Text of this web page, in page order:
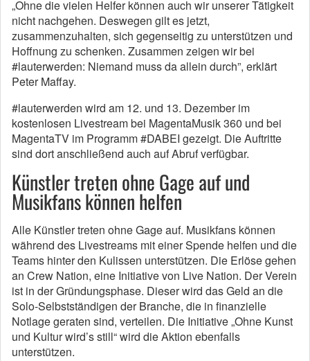
„Ohne die vielen Helfer können auch wir unserer Tätigkeit
nicht nachgehen. Deswegen gilt es jetzt,
zusammenzuhalten, sich gegenseitig zu unterstützen und
Hoffnung zu schenken. Zusammen zeigen wir bei
#lauterwerden: Niemand muss da allein durch”, erklärt
Peter Maffay.
#lauterwerden wird am 12. und 13. Dezember im
kostenlosen Livestream bei MagentaMusik 360 und bei
MagentaTV im Programm #DABEI gezeigt. Die Auftritte
sind dort anschließend auch auf Abruf verfügbar.
Künstler treten ohne Gage auf und
Musikfans können helfen
Alle Künstler treten ohne Gage auf. Musikfans können
während des Livestreams mit einer Spende helfen und die
Teams hinter den Kulissen unterstützen. Die Erlöse gehen
an Crew Nation, eine Initiative von Live Nation. Der Verein
ist in der Gründungsphase. Dieser wird das Geld an die
Solo-Selbstständigen der Branche, die in finanzielle
Notlage geraten sind, verteilen. Die Initiative „Ohne Kunst
und Kultur wird’s still“ wird die Aktion ebenfalls
unterstützen.